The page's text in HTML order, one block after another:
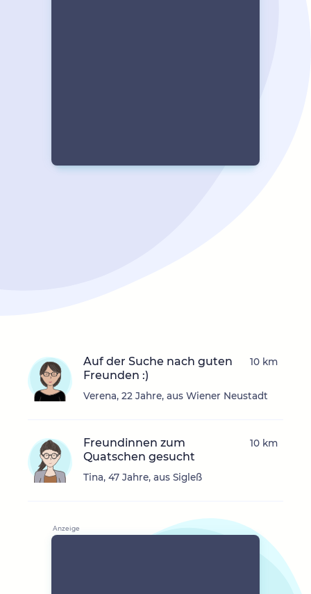
Auf der Suche nach guten
Freunden :)
Verena, 22 Jahre, aus Wiener Neustadt
10 km
Freundinnen zum
Quatschen gesucht
Tina, 47 Jahre, aus Sigleß
10 km